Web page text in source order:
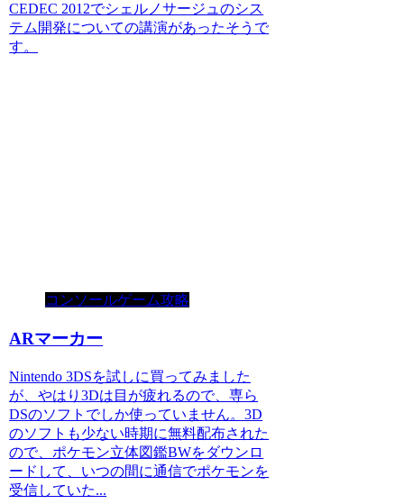
CEDEC 2012でシェルノサージュのシス
テム開発についての講演があったそうで
す。
コンソールゲーム攻略
ARマーカー
Nintendo 3DSを試しに買ってみました
が、やはり3Dは目が疲れるので、専ら
DSのソフトでしか使っていません。3D
のソフトも少ない時期に無料配布された
ので、ポケモン立体図鑑BWをダウンロ
ードして、いつの間に通信でポケモンを
受信していた...